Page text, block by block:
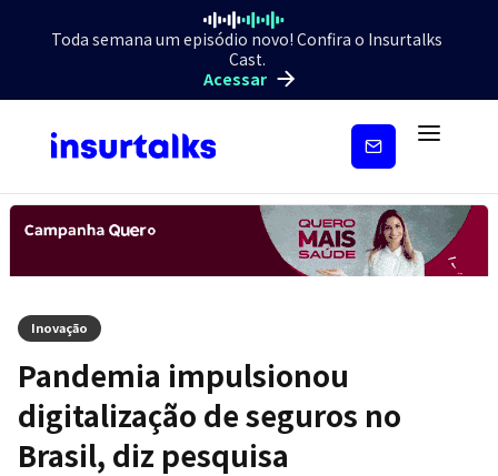
Toda semana um episódio novo! Confira o Insurtalks
Cast.
Acessar
Inscreva-
Inovação
Pandemia impulsionou
digitalização de seguros no
Brasil, diz pesquisa